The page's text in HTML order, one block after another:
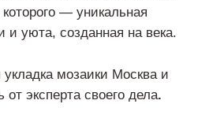
— уникальная
и уюта, созданная на века.
мозаики Москва и
от эксперта своего дела.